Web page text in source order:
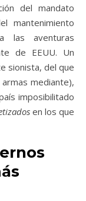
del mandato
mantenimiento
las aventuras
de EEUU. Un
sionista, del que
mediante),
imposibilitado
en los que